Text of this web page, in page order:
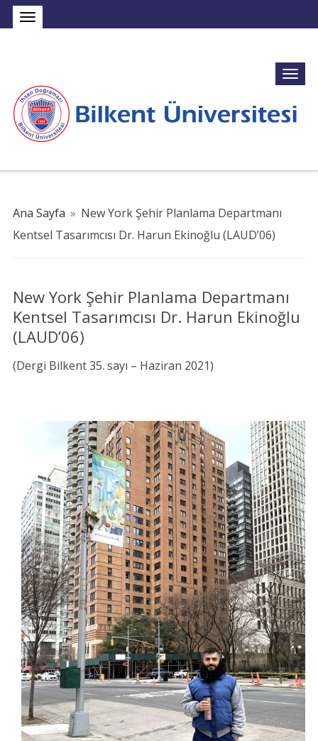
Ana Sayfa » New York Şehir Planlama Departmanı
Kentsel Tasarımcısı Dr. Harun Ekinoğlu (LAUD’06)
New York Şehir Planlama Departmanı
Kentsel Tasarımcısı Dr. Harun Ekinoğlu
(LAUD’06)
(Dergi Bilkent 35. sayı – Haziran 2021)